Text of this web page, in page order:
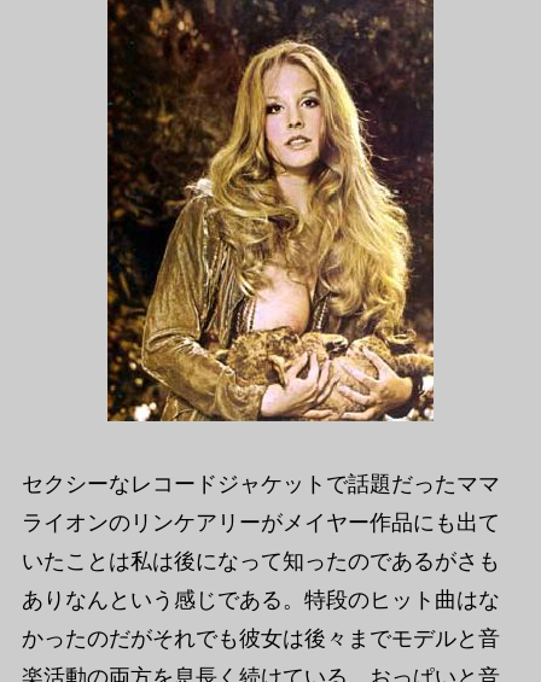
セクシーなレコードジャケットで話題だったママ
ライオンのリンケアリーがメイヤー作品にも出て
いたことは私は後になって知ったのであるがさも
ありなんという感じである。特段のヒット曲はな
かったのだがそれでも彼女は後々までモデルと音
楽活動の両方を息長く続けている。おっぱいと音